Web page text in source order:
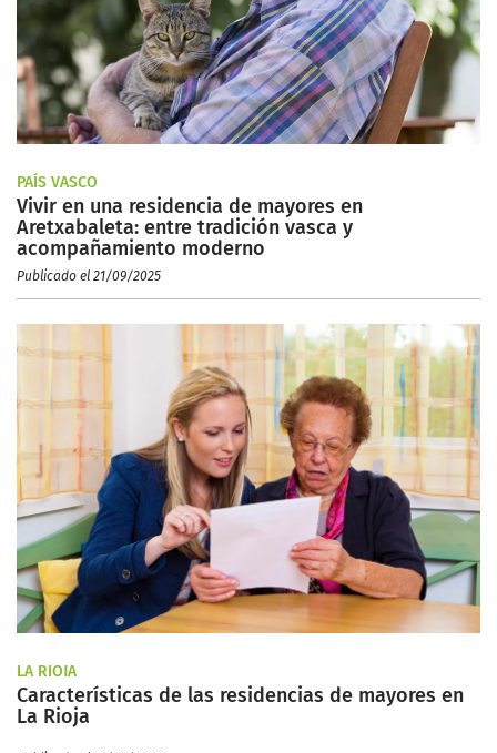
PAÍS VASCO
Vivir en una residencia de mayores en
Aretxabaleta: entre tradición vasca y
acompañamiento moderno
Publicado el 21/09/2025
LA RIOJA
Características de las residencias de mayores en
La Rioja